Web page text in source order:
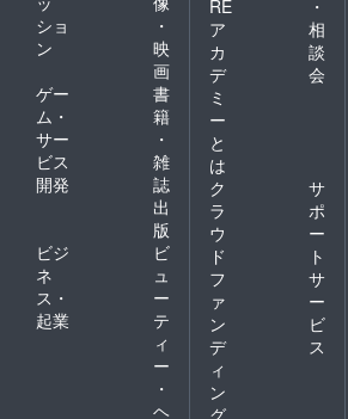
ショ
ン
・
映
画
ゲー
ム・
サー
ビス
開発
書
籍
・
雑
誌
出
版
ビジ
ネ
ス・
起業
ビ
ュ
ー
テ
ィ
ー
・
ヘ
RE
ア
カ
デ
ミ
ー
と
は
・
相
談
会
ク
ラ
ウ
ド
フ
ァ
ン
デ
ィ
ン
サ
ポ
ー
ト
サ
ー
ビ
ス